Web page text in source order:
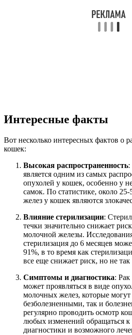
Интересные факты
Вот несколько интересных фактов о
кошек:
Высокая распространенность:
является одним из самых
опухолей у кошек, особенно у
самок. По статистике, около
желез у кошек являются
Влияние стерилизации:
течки значительно снижает
молочной железы.
стерилизация до 6 месяцев
91%, в то время как
все еще снижает риск, но не так
Симптомы и диагностика:
может проявляться в виде
молочных желез, которые могут
безболезненными, так и
регулярно проводить осмотр
любых изменений обращаться к
диагностики и возможного